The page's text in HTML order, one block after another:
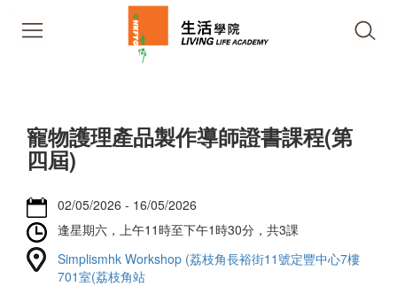
寵物護理產品製作導師證書課程(第
四屆)
02/05/2026 - 16/05/2026
逢星期六，上午11時至下午1時30分，共3課
Simplismhk Workshop (荔枝角長裕街11號定豐中心7樓
701室(荔枝角站